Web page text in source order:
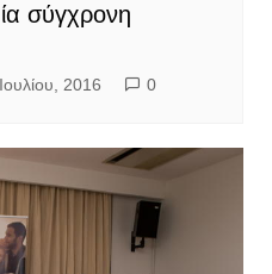
σύγχρονη
2016 0